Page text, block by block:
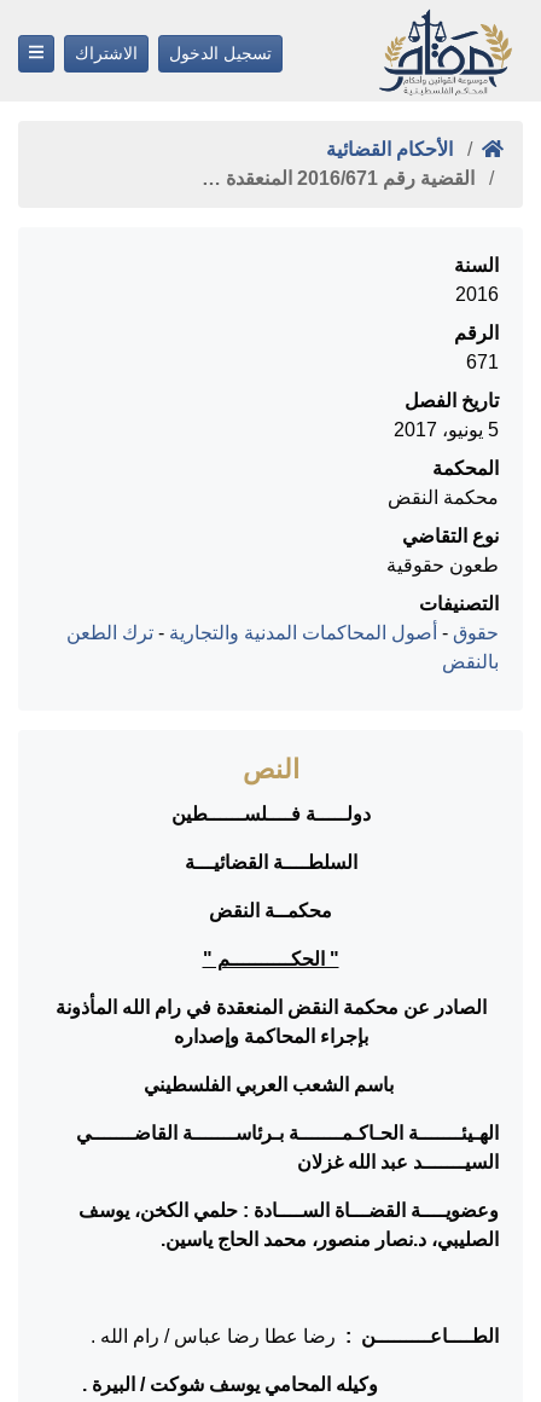
تسجيل الدخول الاشتراك
الأحكام القضائية
القضية رقم ‎671‏/‎2016‏ المنعقدة …
السنة
2016
الرقم
671
تاريخ الفصل
5 يونيو، 2017
المحكمة
محكمة النقض
نوع التقاضي
طعون حقوقية
التصنيفات
حقوق - أصول المحاكمات المدنية والتجارية - ترك الطعن
بالنقض
النص
دولـــــة فــــلســــــطين
السلطــــة القضائيـــة
محكمــة النقض
" الحكــــــــــم "
الصادر عن محكمة النقض المنعقدة في رام الله المأذونة
بإجراء المحاكمة وإصداره
باسم الشعب العربي الفلسطيني
الهـيئـــــــة الحـاكـمـــــــة بـرئاســـــــة القاضـــــــي
السيـــــــد عبد الله غزلان
وعضويــــة القضـــاة الســــادة : حلمي الكخن، يوسف
الصليبي، د.نصار منصور، محمد الحاج ياسين.
الطــــاعـــــــــن : رضا عطا رضا عباس / رام الله .
وكيله المحامي يوسف شوكت / البيرة .